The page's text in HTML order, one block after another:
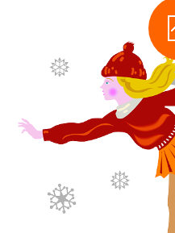
-- Virtuální prohlídka
-- Inspekční zpráva
Pedagogický sbor
-- Vedení školy
-- Třídní učitelé
-- Netřídní učitelé